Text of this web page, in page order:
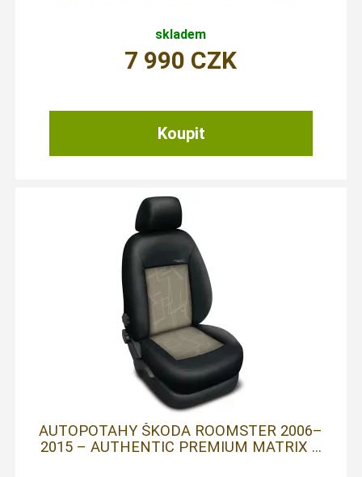
skladem
7 990 CZK
AUTOPOTAHY ŠKODA ROOMSTER 2006–
2015 – AUTHENTIC PREMIUM MATRIX ...